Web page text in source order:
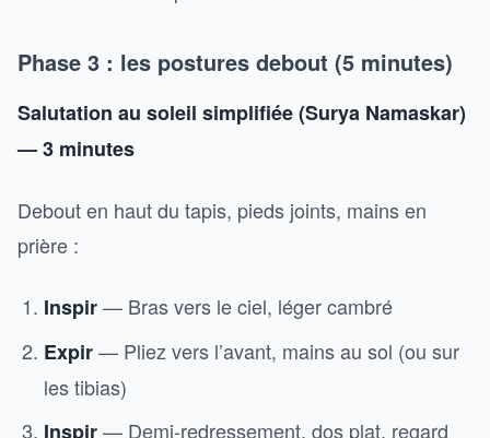
Phase 3 : les postures debout (5 minutes)
Salutation au soleil simplifiée (Surya Namaskar)
— 3 minutes
Debout en haut du tapis, pieds joints, mains en
prière :
Inspir— Bras vers le ciel, léger cambré
Expir— Pliez vers l’avant, mains au sol (ou sur
les tibias)
Inspir— Demi-redressement, dos plat, regard